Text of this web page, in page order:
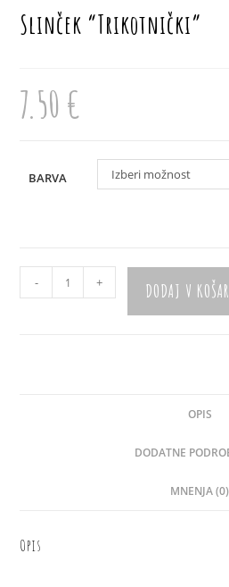
Slinček “Trikotnički”
7.50 €
BARVA Izberi možnost
"Trikotnički"
- + DODAJ V
OPIS
DODATNE
MNENJA (0)
Opis